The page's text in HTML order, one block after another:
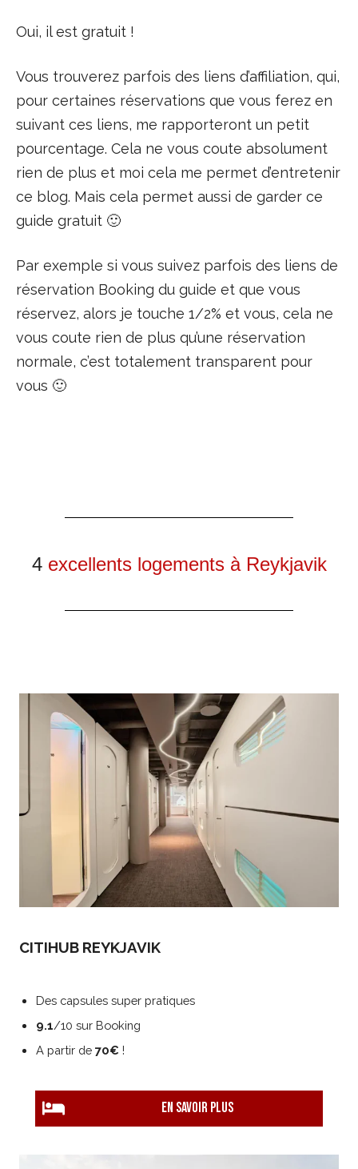
Oui, il est gratuit !
Vous trouverez parfois des liens d’affiliation, qui,
pour certaines réservations que vous ferez en
suivant ces liens, me rapporteront un petit
pourcentage. Cela ne vous coute absolument
rien de plus et moi cela me permet d’entretenir
ce blog. Mais cela permet aussi de garder ce
guide gratuit 🙂
Par exemple si vous suivez parfois des liens de
réservation Booking du guide et que vous
réservez, alors je touche 1/2% et vous, cela ne
vous coute rien de plus qu’une réservation
normale, c’est totalement transparent pour
vous 🙂
4 excellents logements à Reykjavik
CITIHUB REYKJAVIK
Des capsules super pratiques
9.1/10 sur Booking
A partir de 70€ !
EN savoir plus